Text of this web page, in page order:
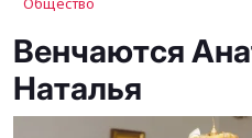
Венчаются
Наталья